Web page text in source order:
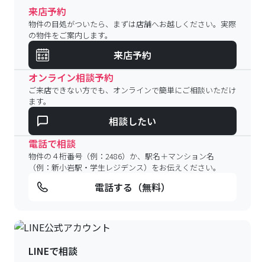
来店予約
物件の目処がついたら、まずは店舗へお越しください。実際
の物件をご案内します。
来店予約
オンライン相談予約
ご来店できない方でも、オンラインで簡単にご相談いただけ
ます。
相談したい
電話で相談
物件の４桁番号（例：2486）か、駅名＋マンション名
（例：新小岩駅・学生レジデンス）をお伝えください。
電話する（無料）
LINEで相談